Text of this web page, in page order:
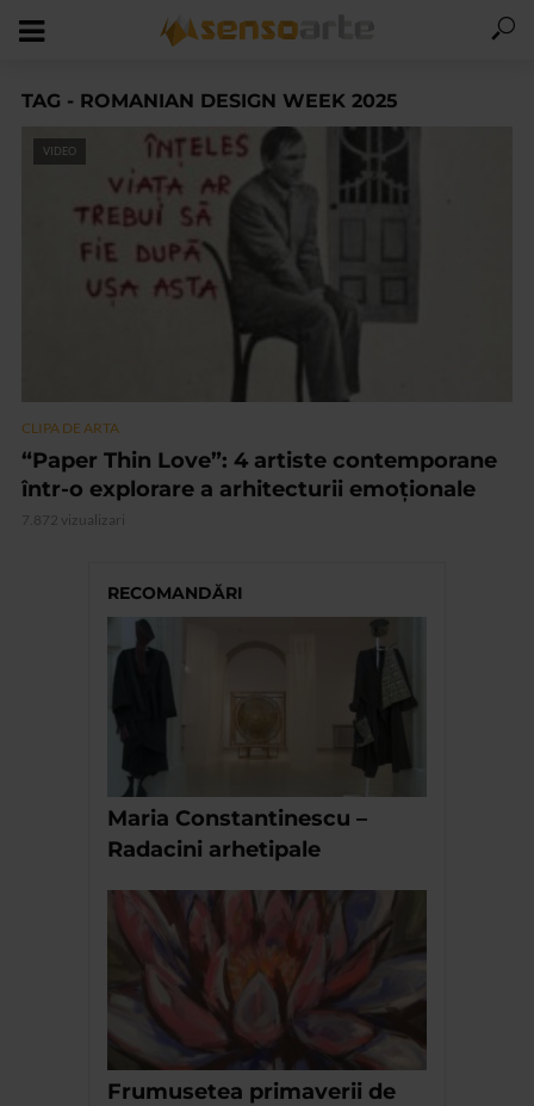
TAG - ROMANIAN DESIGN WEEK 2025
VIDEO
CLIPA DE ARTA
“Paper Thin Love”: 4 artiste contemporane
într-o explorare a arhitecturii emoționale
7.872 vizualizari
RECOMANDĂRI
Maria Constantinescu –
Radacini arhetipale
Frumusetea primaverii de